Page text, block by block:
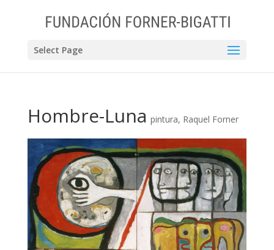
Select Page
Hombre-Luna pintura, Raquel Forner